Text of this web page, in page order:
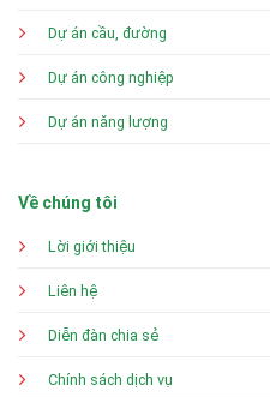
Dự án cầu, đường
Dự án công nghiệp
Dự án năng lượng
Về chúng tôi
Lời giới thiệu
Liên hệ
Diễn đàn chia sẻ
Chính sách dịch vụ